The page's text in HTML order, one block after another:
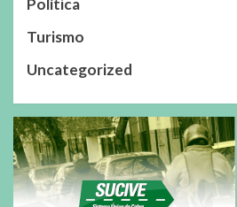
Turismo
Uncategorized